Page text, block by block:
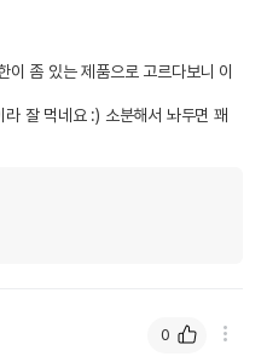
이 좀 있는 제품으로 고르다보니 이
잘 먹네요 :) 소분해서 놔두면 꽤
0